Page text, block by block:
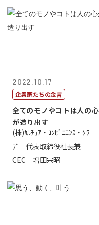
2022.10.17
企業家たちの金言
全てのモノやコトは人の心
が造り出す
(株)ｶﾙﾁｭｱ・ｺﾝﾋﾞﾆｴﾝｽ・ｸﾗ
ﾌﾞ 代表取締役社長兼
CEO 増田宗昭